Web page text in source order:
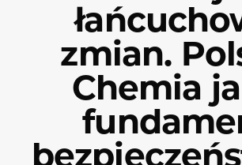
zmian.
Chemia